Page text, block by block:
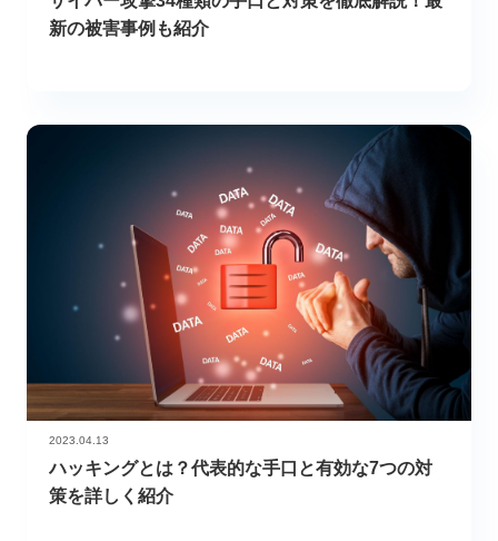
新の被害事例も紹介
2023.04.13
ハッキングとは？代表的な手口と有効な7つの対
策を詳しく紹介